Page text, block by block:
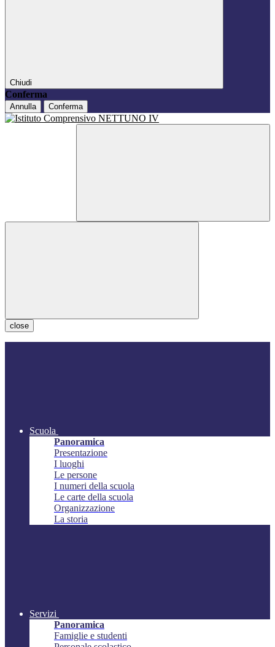
Chiudi
Conferma
Annulla Conferma
close
Scuola
Panoramica
Presentazione
I luoghi
Le persone
I numeri della scuola
Le carte della scuola
Organizzazione
La storia
Servizi
Panoramica
Famiglie e studenti